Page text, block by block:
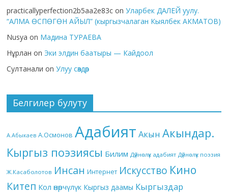
practicallyperfection2b5aa2e83c onУларбек ДАЛЕЙ уулу.
“АЛМА ӨСПӨГӨН АЙЫЛ” (кыргызчалаган Кыялбек АКМАТОВ)
Nusya on Мадина ТУРАЕВА
Нұрлан on Эки элдин баатыры — Кайдоол
Султанали onУлуу сөздөр
Белгилер булуту
А.Абыкаев А.Осмонов Адабият Акын Акындар.
Кыргыз поэзиясы Билим Дүйнөлүк адабият Дүйнөлүк поэзия
Ж.Касаболотов Инсан Интернет Искусство Кино
Китеп Кол өнөрчүлүк Кыргыз даамы Кыргыздар